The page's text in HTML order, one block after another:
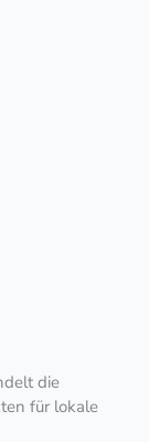
die
für lokale